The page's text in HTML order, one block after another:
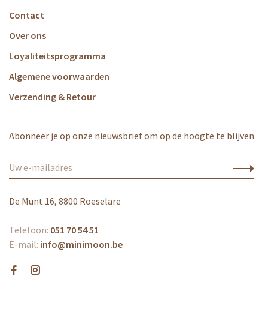
Contact
Over ons
Loyaliteitsprogramma
Algemene voorwaarden
Verzending & Retour
Abonneer je op onze nieuwsbrief om op de hoogte te blijven
De Munt 16, 8800 Roeselare
Telefoon: 051 70 54 51
E-mail: info@minimoon.be